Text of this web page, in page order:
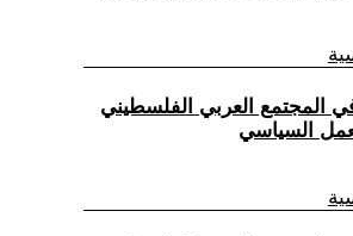
في المجتمع العربي الفلسطيني